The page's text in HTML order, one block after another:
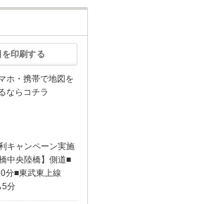
印刷する
ホ・携帯で地図を
ならコチラ
キャンペーン実施
中央陸橋】側道■
分■東武東上線
5分